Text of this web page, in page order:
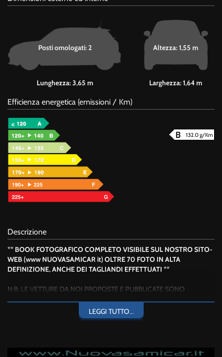
Posti omologati: 2
Lunghezza: 3,65 m
Altezza: 1,55 m
Larghezza: 1,64 m
Efficienza energetica (emissioni / Km)
132.0 g/Km
Descrizione
** BOOK FOTOGRAFICO COMPLETO VISIBILE SUL NOSTRO SITO-
WEB (www NUOVASAMICAR it) OLTRE 70 FOTO IN ALTA
DEFINIZIONE, ANCHE DEI TAGLIANDI EFFETTUATI **
N:B: LE VETTURE DA NOI PROPOSTE E PUBBLICATE SONO
L'AUTENTICITA' DELLE FOTOGRAFIEPRENDENDO LE DISTANZE DA
CHI CON POCA CHIAREZZA PUBBLICIZZA (DESTABILIZZANDO LA
TUTELI LA NOSTRA CLIENTELA.
LEGGI TUTTO...